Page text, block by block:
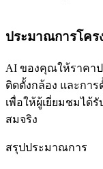
ประมาณการโคร
AI ของคุณให้ราคา
ติดตั้งกล้อง และกา
เพื่อให้ผู้เยี่ยมชมได้
สมจริง
สรุปประมาณการ